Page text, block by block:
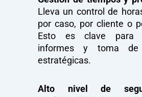
Lleva un control de
por caso, por cliente o
Esto es clave para
informes y toma de
estratégicas.
Alto nivel de